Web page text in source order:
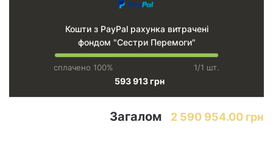
Кошти з PayPal рахунка витрачені
фондом "Сестри Перемоги"
сплачено 100% 1/1 шт.
593 913 грн
Загалом 2 590 954.00 грн